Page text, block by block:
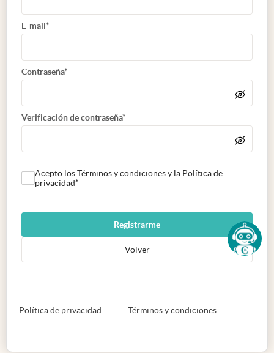
E-mail*
Contraseña*
Verificación de contraseña*
Acepto los Términos y condiciones y la Política de
privacidad*
Registrarme
Volver
Política de privacidad abre en nueva pestaña
Términos y condicionesabre en nueva